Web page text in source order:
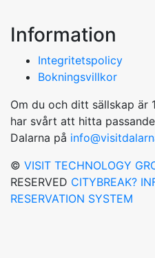
Information
Integritetspolicy
Bokningsvillkor
Om du och ditt sällskap är
har svårt att hitta
Dalarna på
© VISIT TECHNOLOGY
RESERVED CITYBREAK?
RESERVATION SYSTEM